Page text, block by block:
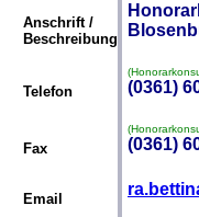
Anschrift /
Beschreibung
Telefon (0361)
Fax (0361)
Email